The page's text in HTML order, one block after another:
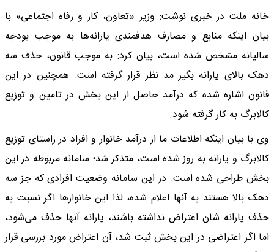
خانه ملت در خبری نوشت: وزیر «تعاون، کار و رفاه اجتماعی» با
بیان اینکه منابع و مصارف هدفمندی یارانه‌ها به موجب بودجه
سالیانه مشخص شده است، بیان کرد: به موجب قانون، حذف سه
دهک بالای یارانه بگیر مد نظر قرار گرفته است. همچنین در این
قانون اشاره شده که درآمد حاصل از این بخش در تامین و توزیع
کالابرگ به کار گرفته شود.
وی با بیان اینکه اطلاعات ما از درآمد خانوار و افراد در راستای توزیع
کالابرگ و یارانه به روز شده است، متذکر شد؛ سامانه مربوطه در این
بخش طراحی شده است. در این سامانه وضعیت افرادی که جز سه
دهک بالا هستند به آنها اعلام شده، لذا این خانوارها اگر نسبت به
حذف یارانه شان اعتراض نداشته باشند، یارانه آنها حذف می‌شود،
اما اگر اعتراضی در این بخش ثبت شد، آن اعتراض مورد بررسی قرار